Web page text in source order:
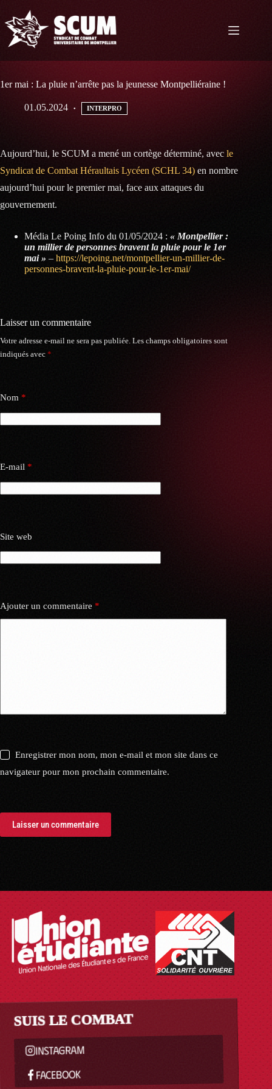
contenu
1er mai : La pluie n’arrête pas la jeunesse Montpelliéraine !
01.05.2024 INTERPRO
Aujourd’hui, le SCUM a mené un cortège déterminé, avec le
Syndicat de Combat Héraultais Lycéen (SCHL 34) en nombre
aujourd’hui pour le premier mai, face aux attaques du
gouvernement.
Média Le Poing Info du 01/05/2024 : « Montpellier :
un millier de personnes bravent la pluie pour le 1er
mai » –https://lepoing.net/montpellier-un-millier-de-
personnes-bravent-la-pluie-pour-le-1er-mai/
Laisser un commentaire
Votre adresse e-mail ne sera pas publiée. Les champs obligatoires sont
indiqués avec *
Nom *
E-mail *
Site web
Ajouter un commentaire *
Enregistrer mon nom, mon e-mail et mon site dans ce
navigateur pour mon prochain commentaire.
Laisser un commentaire
SUIS LE COMBAT
INSTAGRAM
FACEBOOK